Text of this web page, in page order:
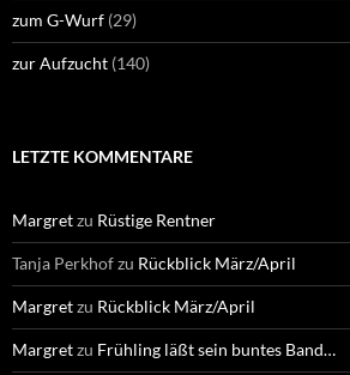
zum G-Wurf (29)
zur Aufzucht (140)
LETZTE KOMMENTARE
Margretzu Rüstige Rentner
Tanja Perkhofzu Rückblick März/April
Margretzu Rückblick März/April
Margretzu Frühling läßt sein buntes Band…